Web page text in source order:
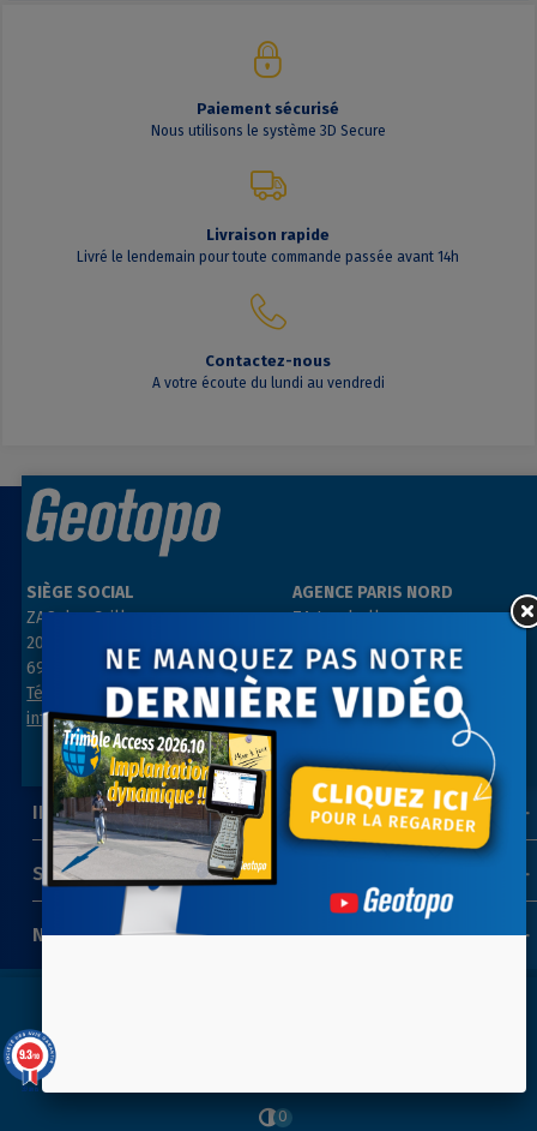
Paiement sécurisé
Nous utilisons le système 3D Secure
Livraison rapide
Livré le lendemain pour toute commande passée avant 14h
Contactez-nous
A votre écoute du lundi au vendredi
SIÈGE SOCIAL
ZAC des Grillons
208, rue de l’Ancienne Distillerie
69400 GLEIZÉ
Tél : 04 74 69 94 00
info@geotopo.fr
AGENCE PARIS NORD
ZA Les belles vues
3, rue des Prés
91290 ARPAJON
Tél : 01 64 55 11 80
contact@geotopo.fr
SUIVEZ-NOUS
INFORMATIONS
NEWSLETTER
0
9.3/10
39 avis